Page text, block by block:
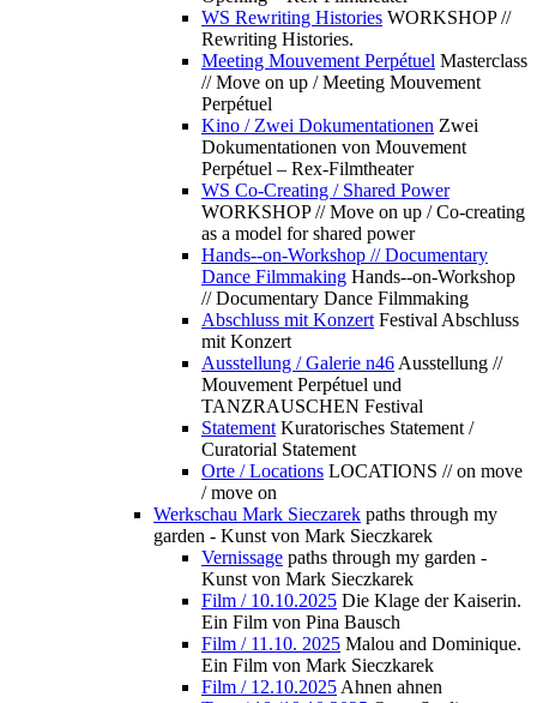
WS Rewriting Histories WORKSHOP //
Rewriting Histories.
Meeting Mouvement Perpétuel Masterclass
// Move on up / Meeting Mouvement
Perpétuel
Kino / Zwei Dokumentationen Zwei
Dokumentationen von Mouvement
Perpétuel – Rex-Filmtheater
WS Co-Creating / Shared Power
WORKSHOP // Move on up / Co-creating
as a model for shared power
Hands--on-Workshop // Documentary
Dance Filmmaking Hands--on-Workshop
// Documentary Dance Filmmaking
Abschluss mit Konzert Festival Abschluss
mit Konzert
Ausstellung / Galerie n46 Ausstellung //
Mouvement Perpétuel und
TANZRAUSCHEN Festival
Statement Kuratorisches Statement /
Curatorial Statement
Orte / Locations LOCATIONS // on move
/ move on
Werkschau Mark Sieczarek paths through my
garden - Kunst von Mark Sieczkarek
Vernissage paths through my garden -
Kunst von Mark Sieczkarek
Film / 10.10.2025 Die Klage der Kaiserin.
Ein Film von Pina Bausch
Film / 11.10. 2025 Malou and Dominique.
Ein Film von Mark Sieczkarek
Film / 12.10.2025 Ahnen ahnen